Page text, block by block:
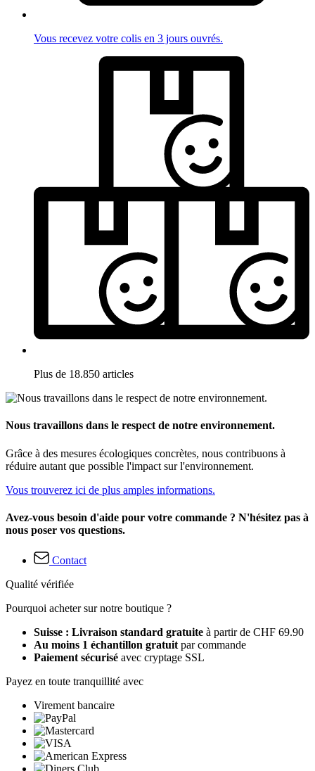
Vous recevez votre colis en 3 jours ouvrés.
Plus de 18.850 articles
Nous travaillons dans le respect de notre environnement.
Grâce à des mesures écologiques concrètes, nous contribuons à
réduire autant que possible l'impact sur l'environnement.
Vous trouverez ici de plus amples informations.
Avez-vous besoin d'aide pour votre commande ? N'hésitez pas à
nous poser vos questions.
Contact
Qualité vérifiée
Pourquoi acheter sur notre boutique ?
Suisse : Livraison standard gratuite à partir de CHF 69.90
Au moins 1 échantillon gratuit par commande
Paiement sécurisé avec cryptage SSL
Payez en toute tranquillité avec
Virement bancaire